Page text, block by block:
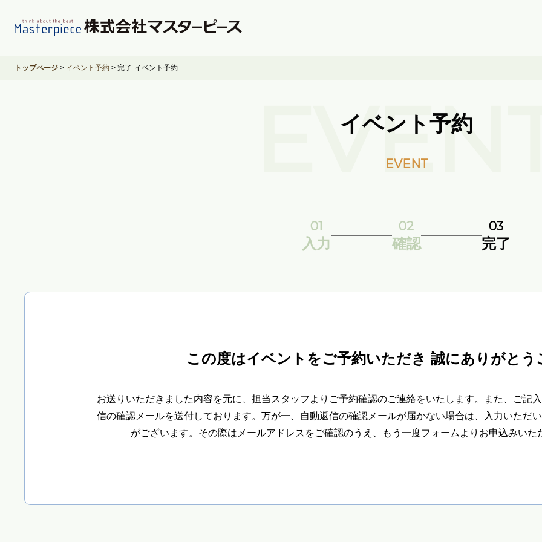
トップページ > イベント予約 > 完了-イベント予約
イベント予約
EVENT
01
入力
02
確認
03
完了
この度はイベントをご予約いただき 誠にありがとう
お送りいただきました内容を元に、担当スタッフよりご予約確認のご連絡をいたします。また、ご記
信の確認メールを送付しております。万が一、自動返信の確認メールが届かない場合は、入力いただ
がございます。その際はメールアドレスをご確認のうえ、もう一度フォームよりお申込みい